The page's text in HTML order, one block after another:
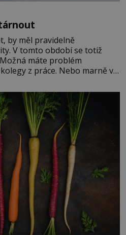
by měl pravidelně
V tomto období se totiž
máte problém
z práce. Nebo marně v
jako kdyby se paměť